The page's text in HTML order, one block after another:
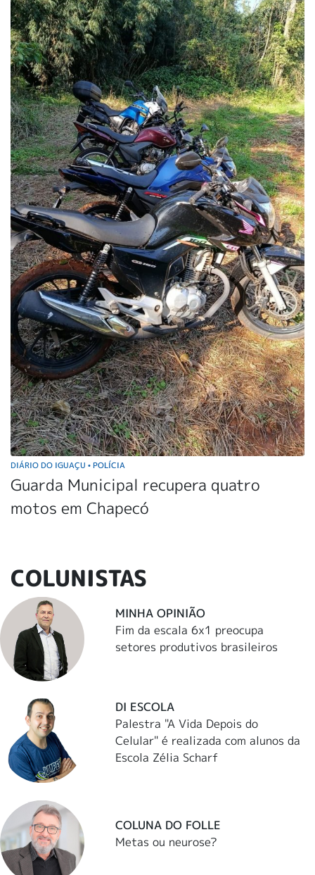
DIÁRIO DO IGUAÇU • POLÍCIA
Guarda Municipal recupera quatro
motos em Chapecó
COLUNISTAS
MINHA OPINIÃO
Fim da escala 6x1 preocupa
setores produtivos brasileiros
DI ESCOLA
Palestra "A Vida Depois do
Celular" é realizada com alunos da
Escola Zélia Scharf
COLUNA DO FOLLE
Metas ou neurose?